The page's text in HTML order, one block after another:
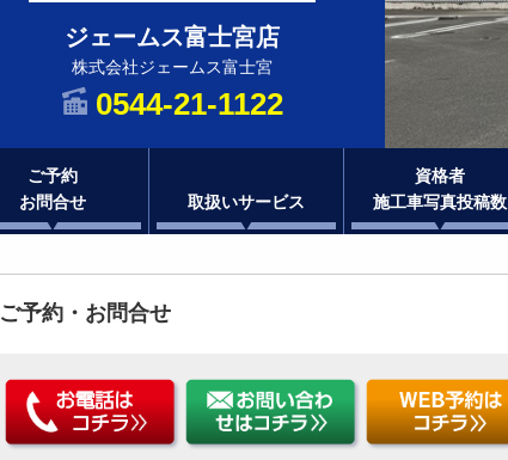
ジェームス富士宮店
株式会社ジェームス富士宮
0544-21-1122
ご予約
お問合せ
取扱いサービス
資格者
施工車写真投稿数
ご予約・お問合せ